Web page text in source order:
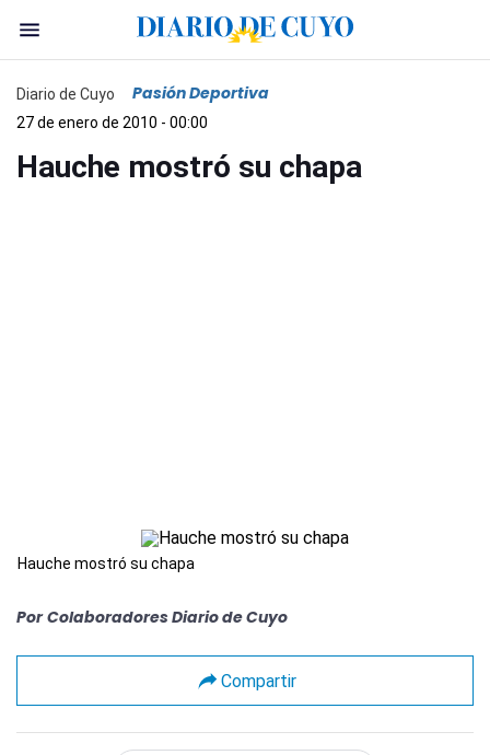
Diario de Cuyo Pasión Deportiva
27 de enero de 2010 - 00:00
Hauche mostró su chapa
Hauche mostró su chapa
Por Colaboradores Diario de Cuyo
Compartir